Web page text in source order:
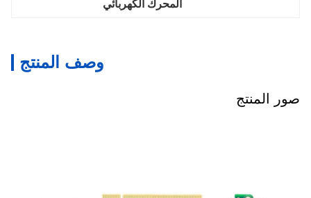
المحرك الكهربائي
وصف المنتج
صور المنتج